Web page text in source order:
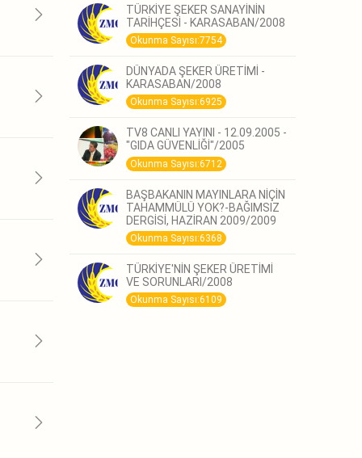
TÜRKİYE ŞEKER SANAYİNİN
TARİHÇESİ - KARASABAN/2008
Okunma Sayısı:7754
DÜNYADA ŞEKER ÜRETİMİ -
KARASABAN/2008
Okunma Sayısı:6925
TV8 CANLI YAYINI - 12.09.2005 -
"GIDA GÜVENLİĞİ"/2005
Okunma Sayısı:6712
BAŞBAKANIN MAYINLARA NİÇİN
TAHAMMÜLÜ YOK?-BAĞIMSIZ
DERGİSİ, HAZİRAN 2009/2009
Okunma Sayısı:6368
TÜRKİYE'NİN ŞEKER ÜRETİMİ
VE SORUNLARI/2008
Okunma Sayısı:6109